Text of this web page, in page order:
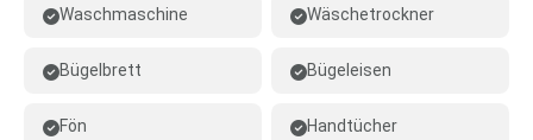
Waschmaschine Wäschetrockner
Bügelbrett Bügeleisen
Fön Handtücher